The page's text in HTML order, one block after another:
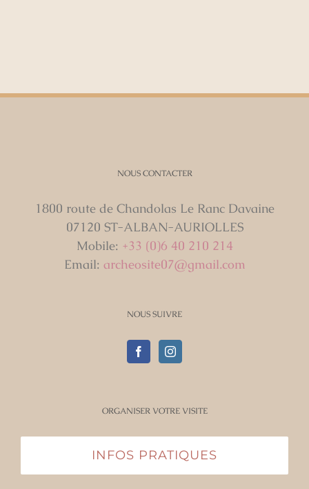
NOUS CONTACTER
1800 route de Chandolas Le Ranc Davaine
07120 ST-ALBAN-AURIOLLES
Mobile: +33 (0)6 40 210 214
Email: archeosite07@gmail.com
NOUS SUIVRE
ORGANISER VOTRE VISITE
INFOS PRATIQUES